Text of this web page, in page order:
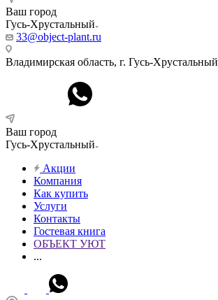
Ваш город
Гусь-Хрустальный
33@object-plant.ru
Владимирская область, г. Гусь-Хрустальный
Ваш город
Гусь-Хрустальный
Акции
Компания
Как купить
Услуги
Контакты
Гостевая книга
ОБЪЕКТ УЮТ
...